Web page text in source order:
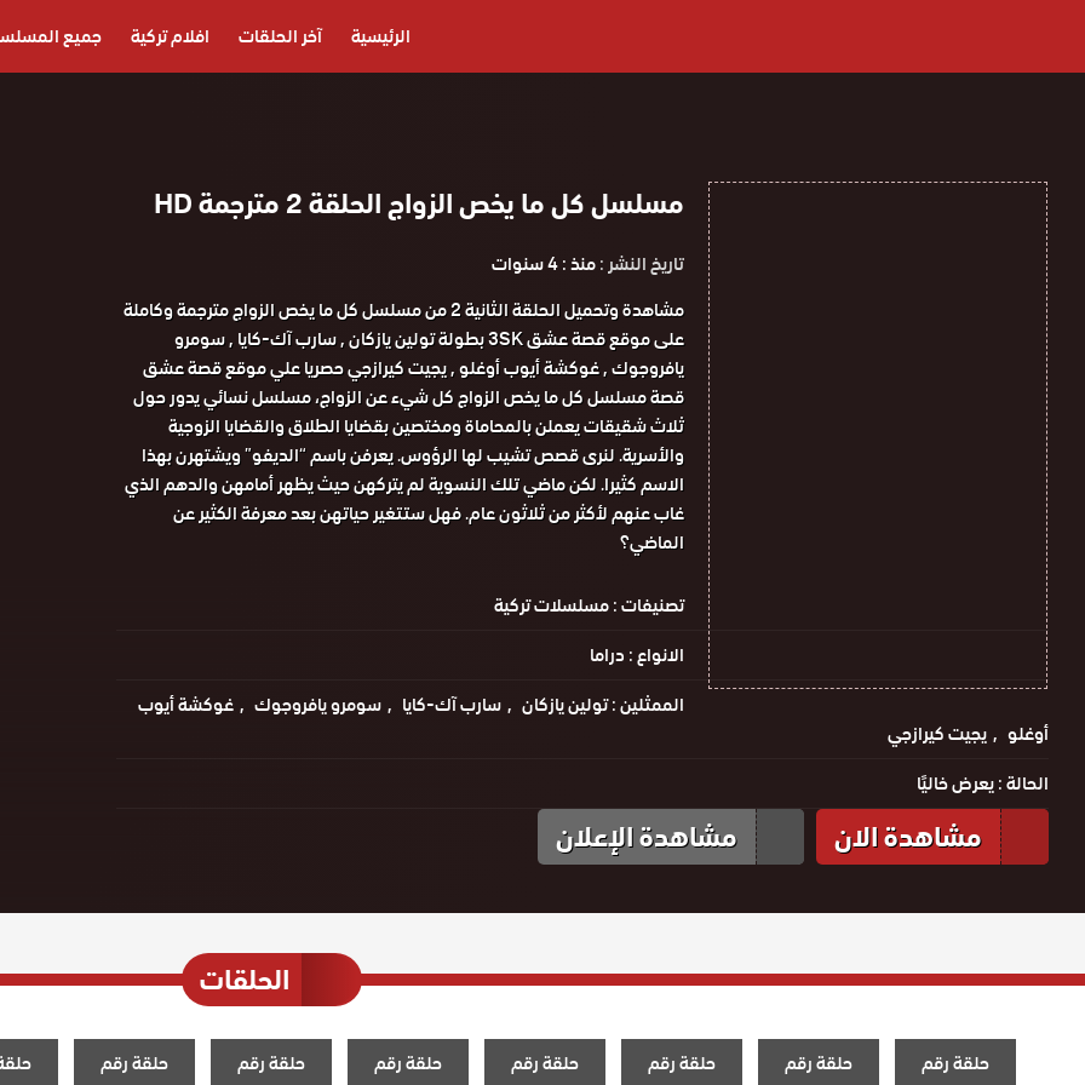
الرئيسية آخر الحلقات افلام تركية جميع
مسلسل كل ما يخص الزواج الحلقة 2 مترجمة HD
تاريخ النشر :منذ : 4 سنوات
مشاهدة وتحميل الحلقة الثانية 2 من مسلسل كل ما يخص الزواج مترجمة وكاملة
على موقع قصة عشق 3SK بطولة تولين يازكان , سارب آك-كايا , سومرو
يافروجوك , غوكشة أيوب أوغلو , يجيت كيرازجي حصريا علي موقع قصة عشق
قصة مسلسل كل ما يخص الزواج كل شيء عن الزواج، مسلسل نسائي يدور حول
ثلاث شقيقات يعملن بالمحاماة ومختصين بقضايا الطلاق والقضايا الزوجية
والأسرية. لنرى قصص تشيب لها الرؤوس. يعرفن باسم “الديفو” ويشتهرن بهذا
الاسم كثيرا. لكن ماضي تلك النسوية لم يتركهن حيث يظهر أمامهن والدهم الذي
غاب عنهم لأكثر من ثلاثون عام. فهل ستتغير حياتهن بعد معرفة الكثير عن
الماضي؟
تصنيفات :مسلسلات تركية
الانواع :دراما
الممثلين :تولين يازكان سارب آك-كايا سومرو يافروجوك
غوكشة أيوب
أوغلو
يجيت كيرازجي
الحالة :يعرض خاليًا
مشاهدة الان مشاهدة الإعلان
الحلقات
حلقة رقم حلقة رقم حلقة رقم حلقة رقم حلقة رقم حلقة رقم حلقة رقم